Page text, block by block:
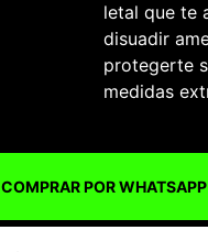
letal que te
disuadir
protegerte
medidas
COMPRAR POR WHATSAPP